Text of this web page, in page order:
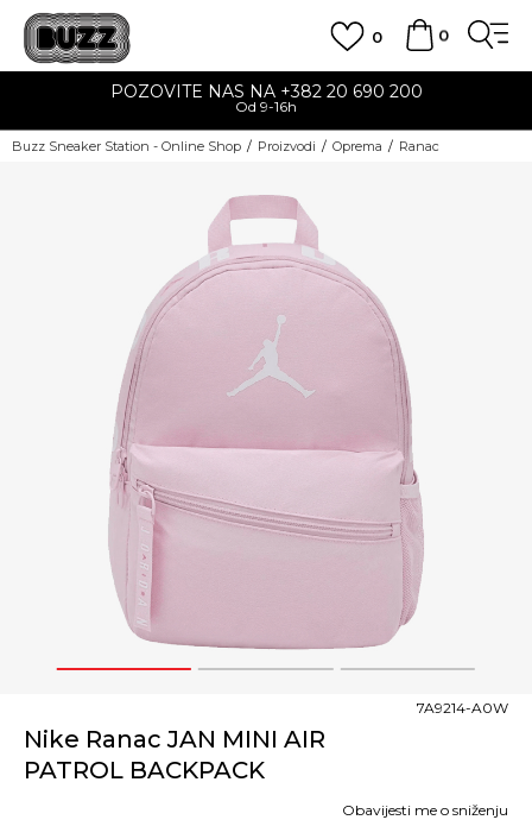
0
0
POZOVITE NAS NA +382 20 690 200
Od 9-16h
Buzz Sneaker Station - Online Shop Proizvodi Oprema Ranac
1 2 3
Nike Ranac JAN MINI AIR
PATROL BACKPACK
7A9214-A0W
Obavijesti me o sniženju